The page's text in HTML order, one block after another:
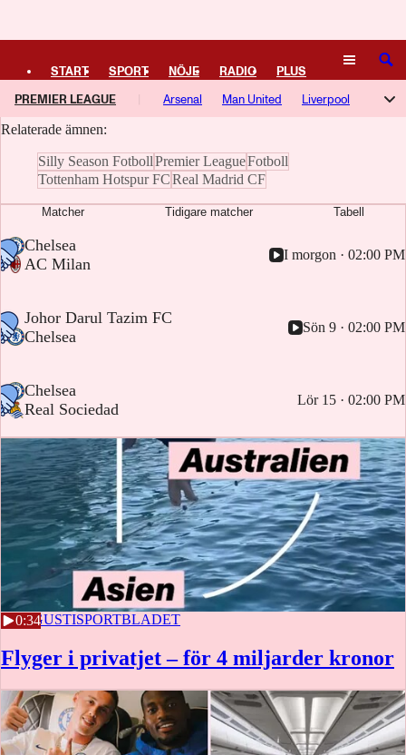
START SPORT NÖJE RADIO PLUS SÖK
PREMIER LEAGUE Arsenal Man United Liverpool
Tottenham Man City
Newcastle Coventry Crystal Palace Hull
Chelsea FC
Här samlar vi artiklar, video och poddavsnitt om Chelsea FC.
Relaterade ämnen:
Silly Season FotbollPremier LeagueFotboll
Tottenham Hotspur FCReal Madrid CF
Matcher Tidigare matcher Tabell
-
Chelsea
-
AC Milan
I morgon · 02:00 PM
-
Johor Darul Tazim FC
-
Chelsea
Sön 9 · 02:00 PM
-
Chelsea
-
Real Sociedad
Lör 15 · 02:00 PM
0:34
4 AUGUSTISPORTBLADET
Flyger i privatjet – för 4 miljarder kronor